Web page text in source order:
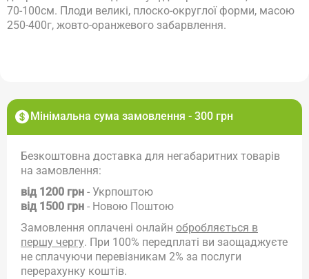
Мінімальна сума замовлення - 300 грн
Безкоштовна доставка для негабаритних товарів
на замовлення:
від 1200 грн - Укрпоштою
від 1500 грн - Новою Поштою
Замовлення оплачені онлайн обробляється в
першу чергу. При 100% передплаті ви заощаджуєте
не сплачуючи перевізникам 2% за послуги
перерахунку коштів.
70-100см. Плоди великі, плоско-округлої форми, масою
250-400г, жовто-оранжевого забарвлення.